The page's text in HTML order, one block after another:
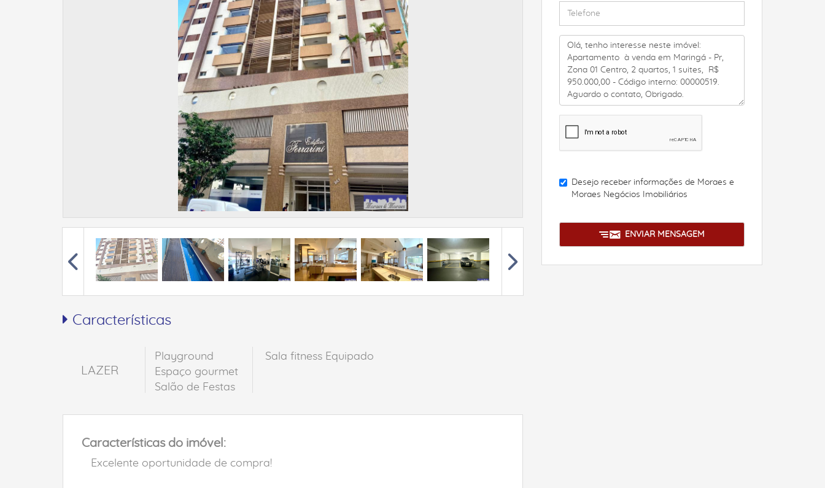
Desejo receber informações de Moraes e
Moraes Negócios Imobiliários
ENVIAR MENSAGEM
Características
LAZER
Playground
Espaço gourmet
Salão de Festas
Sala fitness Equipado
Características do imóvel:
Excelente oportunidade de compra!